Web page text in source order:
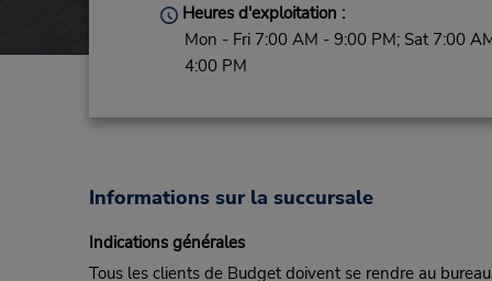
Heures d'exploitation :
Mon - Fri 7:00 AM - 9:00 PM; Sat 7:00
4:00 PM
Informations sur la succursale
Indications générales
Tous les clients de Budget doivent se rendre au bureau